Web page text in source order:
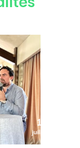
10
juillet